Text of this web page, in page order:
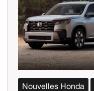
Nouvelles Honda